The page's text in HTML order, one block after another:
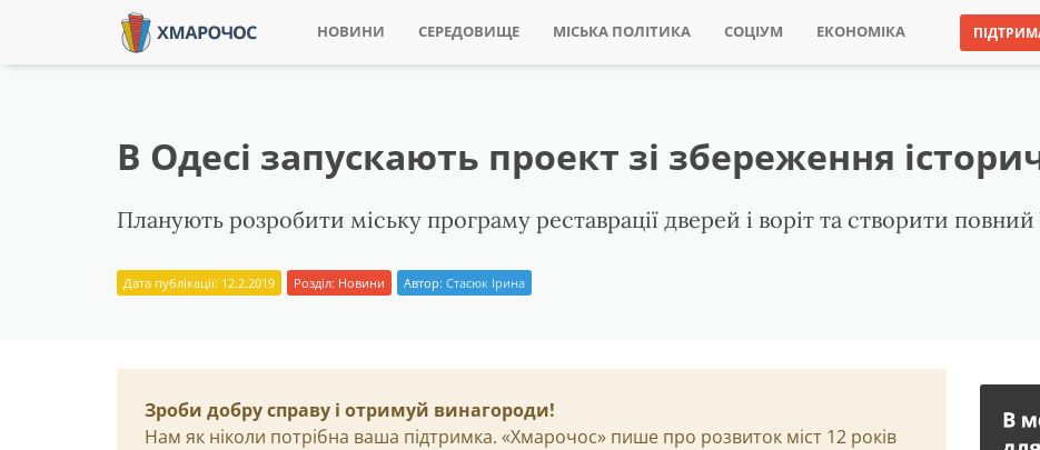
НОВИНИ СЕРЕДОВИЩЕ МІСЬКА ПОЛІТИКА СОЦІУМ ЕКОНОМІКА
В Одесі запускають проект зі збереження
Планують розробити міську програму реставрації дверей і воріт та створити повний
Дата публікації: 12.2.2019 Розділ: Новини Автор: Стасюк Ірина
Зроби добру справу і отримуй винагороди!
Нам як ніколи потрібна ваша підтримка. «Хмарочос» пише про розвиток міст 12 років